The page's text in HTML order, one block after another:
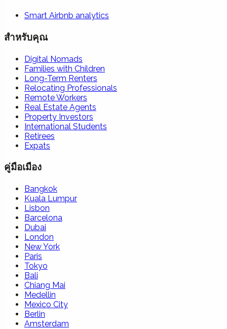
Smart Airbnb analytics
สำหรับคุณ
Digital Nomads
Families with Children
Long-Term Renters
Relocating Professionals
Remote Workers
Real Estate Agents
Property Investors
International Students
Retirees
Expats
คู่มือเมือง
Bangkok
Kuala Lumpur
Lisbon
Barcelona
Dubai
London
New York
Paris
Tokyo
Bali
Chiang Mai
Medellin
Mexico City
Berlin
Amsterdam